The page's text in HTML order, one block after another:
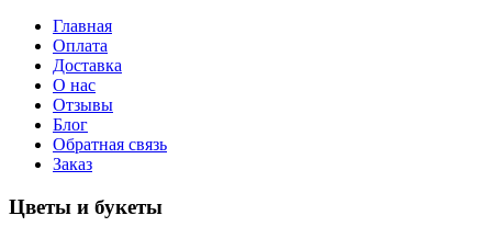
Главная
Оплата
Доставка
О нас
Отзывы
Блог
Обратная связь
Заказ
Цветы и букеты